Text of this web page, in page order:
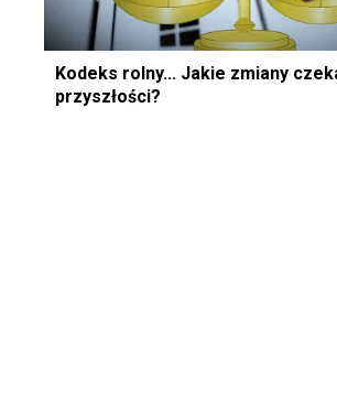
Kodeks rolny... Jakie zmiany
przyszłości?